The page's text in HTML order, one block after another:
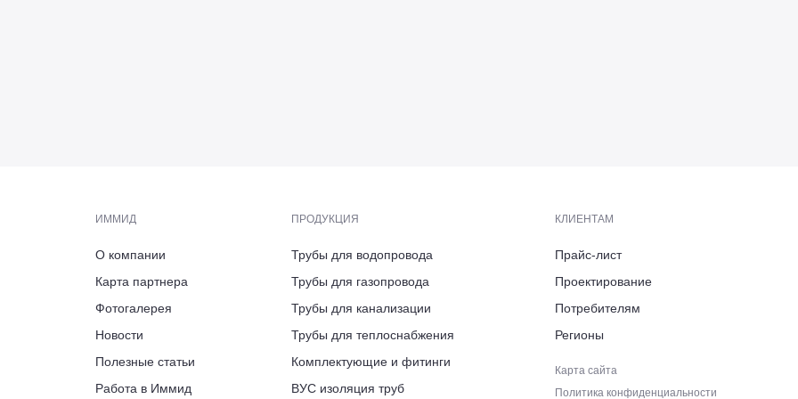
ppu@immid.ru
ЭЛЕКТРОННАЯ ПОЧТА
ПН-ПТ 8:00-17:00
ВРЕМЯ РАБОТЫ
индустриальный парк «Ворсино», 8-й Восточный
проезд
+7 (812) 244-16-14
ТЕЛЕФОН ПРИЁМНОЙ/ФАКС
литера Б.,
ВРЕМЯ РАБОТЫ
12, пом. 2206,
Федерация
АДРЕС ПРЕДСТАВИТЕЛЬСТВА
Прайс-лист
Проектирование
Потребителям
Регионы
Карта сайта
Политика конфиденциальности
КЛИЕНТАМ
ПРОДУКЦИЯ
Трубы для водопровода
Трубы для газопровода
Трубы для канализации
Трубы для теплоснабжения
Комплектующие и фитинги
ВУС изоляция труб
О компании
ИММИД
Карта партнера
Новости
Полезные статьи
Работа в Иммид
Фотогалерея